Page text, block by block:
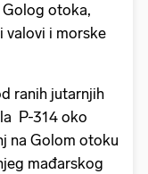
otoka,
valovi i morske
ranih jutarnjih
P-314 oko
na Golom otoku
mađarskog